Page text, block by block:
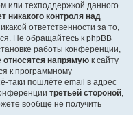
или техподдержкой данного
никакого контроля над
ответственности за то,
Не обращайтесь к phpBB
работы конференции,
относятся напрямую к сайту
к программному
таки пошлёте email в адрес
третьей стороной,
вообще не получить